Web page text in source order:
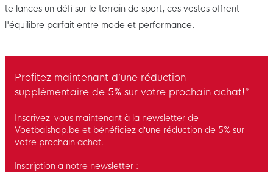
te lances un défi sur le terrain de sport, ces vestes offrent
l'équilibre parfait entre mode et performance.
Profitez maintenant d’une réduction
supplémentaire de 5% sur votre prochain achat!*
Inscrivez-vous maintenant à la newsletter de
Voetbalshop.be et bénéficiez d’une réduction de 5% sur
votre prochain achat.
Inscription à notre newsletter :